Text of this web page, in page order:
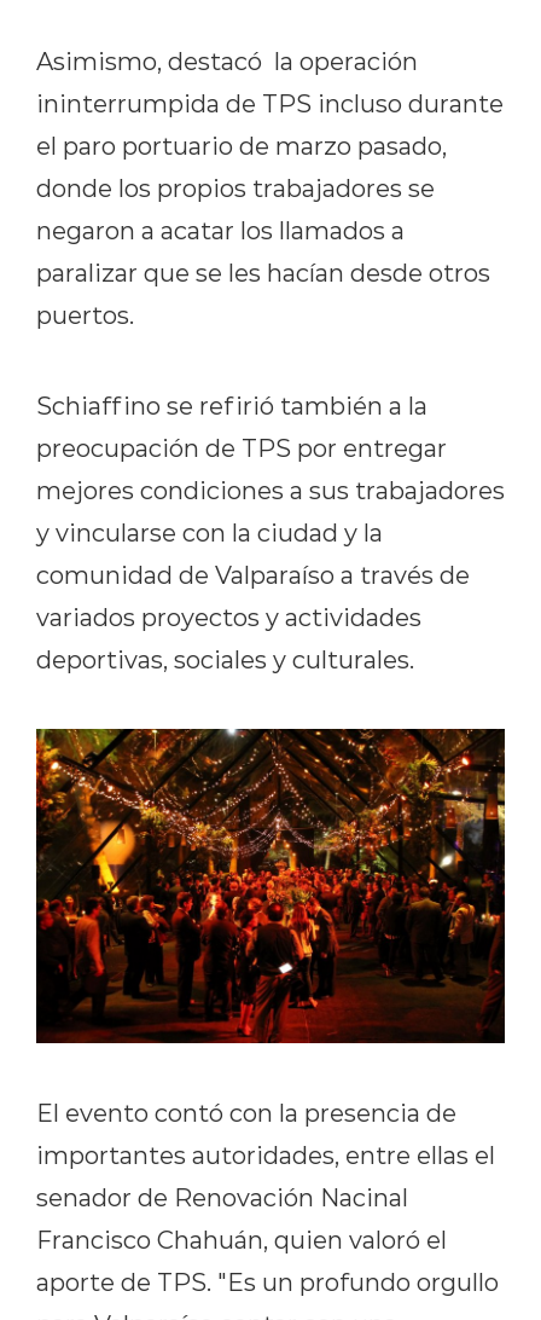
Asimismo, destacó la operación
ininterrumpida de TPS incluso durante
el paro portuario de marzo pasado,
donde los propios trabajadores se
negaron a acatar los llamados a
paralizar que se les hacían desde otros
puertos.
Schiaffino se refirió también a la
preocupación de TPS por entregar
mejores condiciones a sus trabajadores
y vincularse con la ciudad y la
comunidad de Valparaíso a través de
variados proyectos y actividades
deportivas, sociales y culturales.
El evento contó con la presencia de
importantes autoridades, entre ellas el
senador de Renovación Nacinal
Francisco Chahuán, quien valoró el
aporte de TPS. "Es un profundo orgullo